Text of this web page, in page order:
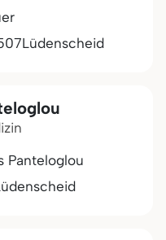
Lüdenscheid
Panteloglou